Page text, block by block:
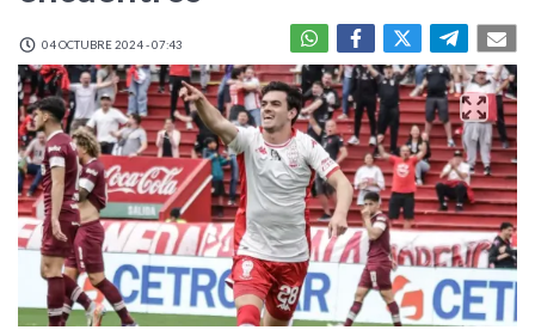
04 OCTUBRE 2024 - 07:43